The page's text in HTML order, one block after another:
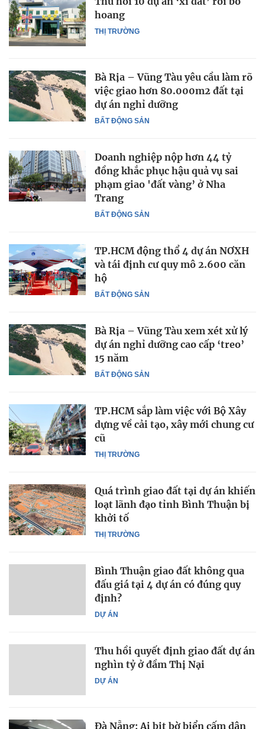
THỊ TRƯỜNG
hoang
BẤT ĐỘNG SẢN
Bà Rịa – Vũng Tàu yêu cầu làm rõ
việc giao hơn 80.000m2 đất tại
dự án nghỉ dưỡng
BẤT ĐỘNG SẢN
Doanh nghiệp nộp hơn 44 tỷ
đồng khắc phục hậu quả vụ sai
phạm giao 'đất vàng’ ở Nha
Trang
BẤT ĐỘNG SẢN
TP.HCM động thổ 4 dự án NƠXH
và tái định cư quy mô 2.600 căn
hộ
BẤT ĐỘNG SẢN
Bà Rịa – Vũng Tàu xem xét xử lý
dự án nghỉ dưỡng cao cấp ‘treo’
15 năm
THỊ TRƯỜNG
TP.HCM sắp làm việc với Bộ Xây
dựng về cải tạo, xây mới chung cư
cũ
THỊ TRƯỜNG
Quá trình giao đất tại dự án khiến
loạt lãnh đạo tỉnh Bình Thuận bị
khởi tố
DỰ ÁN
Bình Thuận giao đất không qua
đấu giá tại 4 dự án có đúng quy
định?
DỰ ÁN
Thu hồi quyết định giao đất dự án
nghìn tỷ ở đầm Thị Nại
Đà Nẵng: Ai bịt bờ biển cấm dân